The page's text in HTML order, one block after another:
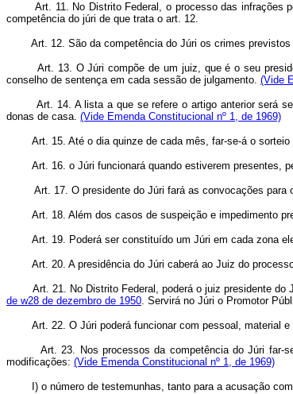
Art. 11. No Distrito Federal, o processo das infrações
competência do júri de que trata o art. 12.
Art. 12. São da competência do Júri os crimes previstos
Art. 13. O Júri compõe de um juiz, que é o seu
conselho de sentença em cada sessão de julgamento. (Vide
Art. 14. A lista a que se refere o artigo anterior será
donas de casa. (Vide Emenda Constitucional nº 1, de 1969)
Art. 15. Até o dia quinze de cada mês, far-se-á o
Art. 16. o Júri funcionará quando estiverem presentes,
Art. 17. O presidente do Júri fará as convocações
Art. 18. Além dos casos de suspeição e impedimento
Art. 19. Poderá ser constituído um Júri em cada zona
Art. 20. A presidência do Júri caberá ao Juiz do
Art. 21. No Distrito Federal, poderá o juiz presidente
de w28 de dezembro de 1950. Servirá no Júri o Promotor
Art. 22. O Júri poderá funcionar com pessoal, material
Art. 23. Nos processos da competência do Júri far-
modificações: (Vide Emenda Constitucional nº 1, de 1969)
I) o número de testemunhas, tanto para a acusação